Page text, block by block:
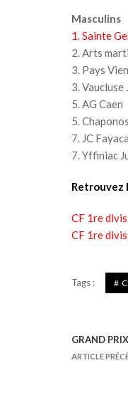
Masculins
1. Sainte
2. Arts
3. Pays
3.
5. AG Caen
5.
7. JC
7. Yffiniac
Retrouvez
CF 1re
CF 1re
Tags :
N
GRAND
ARTICLE